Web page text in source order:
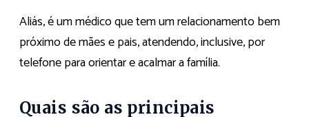
Aliás, é um médico que tem um relacionamento bem
próximo de mães e pais, atendendo, inclusive, por
telefone para orientar e acalmar a família.
Quais são as principais